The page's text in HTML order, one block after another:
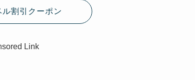
割引クーポン
Link